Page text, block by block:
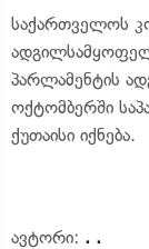
საქართველოს
პარლამენტის
ოქტომბერში
ქუთაისი იქნება.
ავტორი: . .